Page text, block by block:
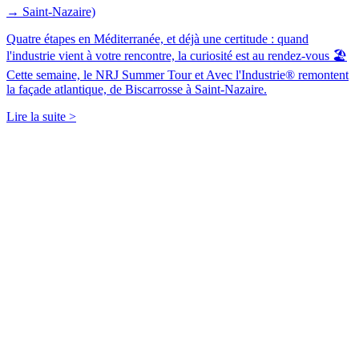
→ Saint-Nazaire)
Quatre étapes en Méditerranée, et déjà une certitude : quand
l'industrie vient à votre rencontre, la curiosité est au rendez-vous 🏖️
Cette semaine, le NRJ Summer Tour et Avec l'Industrie® remontent
la façade atlantique, de Biscarrosse à Saint-Nazaire.
Lire la suite >